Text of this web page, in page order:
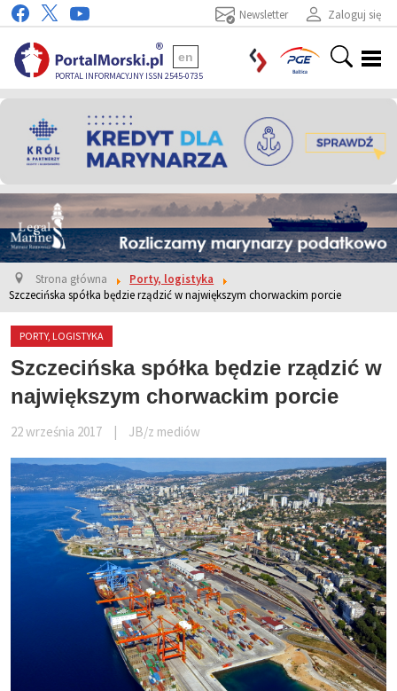
Zaloguj się
Newsletter
PORTAL INFORMACYJNY ISSN 2545-0735
en
Strona główna
Porty, logistyka
Szczecińska spółka będzie rządzić w największym chorwackim porcie
PORTY, LOGISTYKA
Szczecińska spółka będzie rządzić w
największym chorwackim porcie
22 września 2017 JB/z mediów